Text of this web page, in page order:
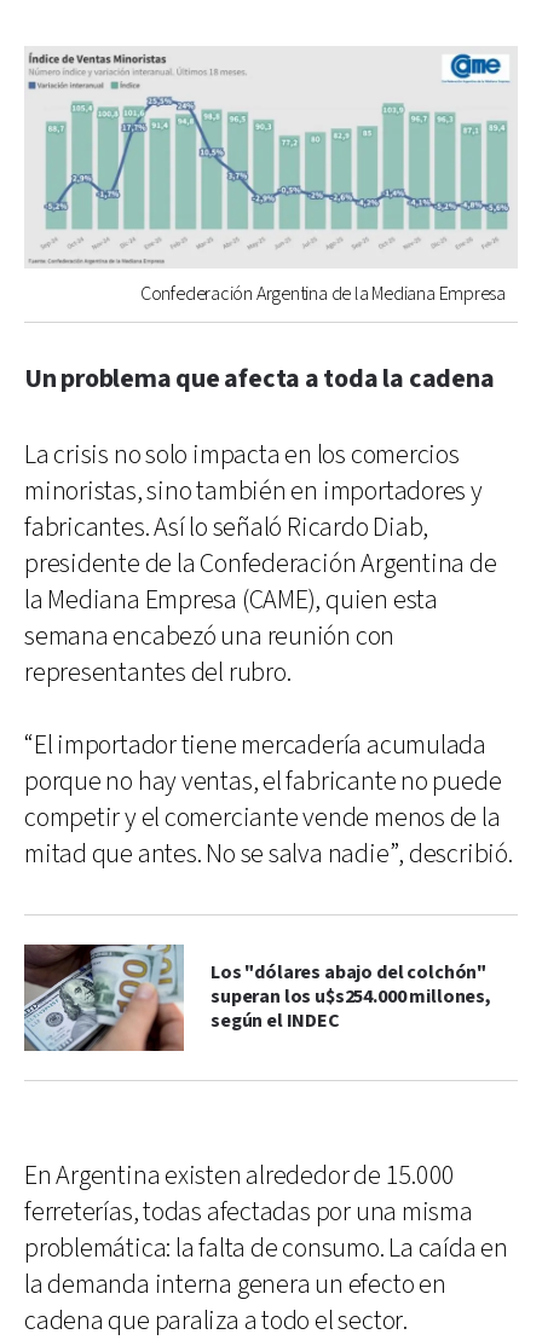
Confederación Argentina de la Mediana Empresa
Un problema que afecta a toda la cadena
La crisis no solo impacta en los comercios
minoristas, sino también en importadores y
fabricantes. Así lo señaló Ricardo Diab,
presidente de la Confederación Argentina de
la Mediana Empresa (CAME), quien esta
semana encabezó una reunión con
representantes del rubro.
“El importador tiene mercadería acumulada
porque no hay ventas, el fabricante no puede
competir y el comerciante vende menos de la
mitad que antes. No se salva nadie”, describió.
Los "dólares abajo del colchón"
superan los u$s254.000 millones,
según el INDEC
En Argentina existen alrededor de 15.000
ferreterías, todas afectadas por una misma
problemática: la falta de consumo. La caída en
la demanda interna genera un efecto en
cadena que paraliza a todo el sector.